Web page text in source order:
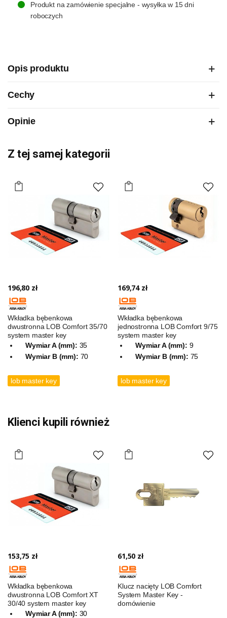
Produkt na zamówienie specjalne - wysyłka w 15 dni
roboczych
Opis produktu
Cechy
Opinie
Z tej samej kategorii
196,80 zł
Wkładka bębenkowa
dwustronna LOB Comfort 35/70
system master key
Wymiar A (mm): 35
Wymiar B (mm): 70
lob master key
169,74 zł
Wkładka bębenkowa
jednostronna LOB Comfort 9/75
system master key
Wymiar A (mm): 9
Wymiar B (mm): 75
lob master key
Klienci kupili również
153,75 zł
Wkładka bębenkowa
dwustronna LOB Comfort XT
30/40 system master key
Wymiar A (mm): 30
61,50 zł
Klucz nacięty LOB Comfort
System Master Key -
domówienie